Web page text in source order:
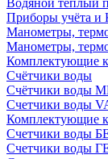
Водяной теплый
Приборы учёта
Манометры,
Манометры,
Комплектующие
Счётчики воды
Счётчики воды
Счетчики воды
Комплектующие
Счетчики воды
Счетчики воды